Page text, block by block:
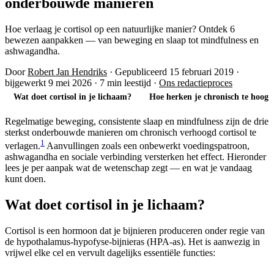
Hoe verlaag je cortisol op een natuurlijke manier? Ontdek 6
bewezen aanpakken — van beweging en slaap tot mindfulness en
ashwagandha.
DoorRobert Jan Hendriks · Gepubliceerd 15 februari 2019 ·
bijgewerkt 9 mei 2026 · 7 min leestijd · Ons redactieproces
Wat doet cortisol in je lichaam? Hoe herken je chronisch te hoog
Regelmatige beweging, consistente slaap en mindfulness zijn de drie
sterkst onderbouwde manieren om chronisch verhoogd cortisol te
verlagen.1 Aanvullingen zoals een onbewerkt voedingspatroon,
ashwagandha en sociale verbinding versterken het effect. Hieronder
lees je per aanpak wat de wetenschap zegt — en wat je vandaag
kunt doen.
Wat doet cortisol in je lichaam?
Cortisol is een hormoon dat je bijnieren produceren onder regie van
de hypothalamus-hypofyse-bijnieras (HPA-as). Het is aanwezig in
vrijwel elke cel en vervult dagelijks essentiële functies: